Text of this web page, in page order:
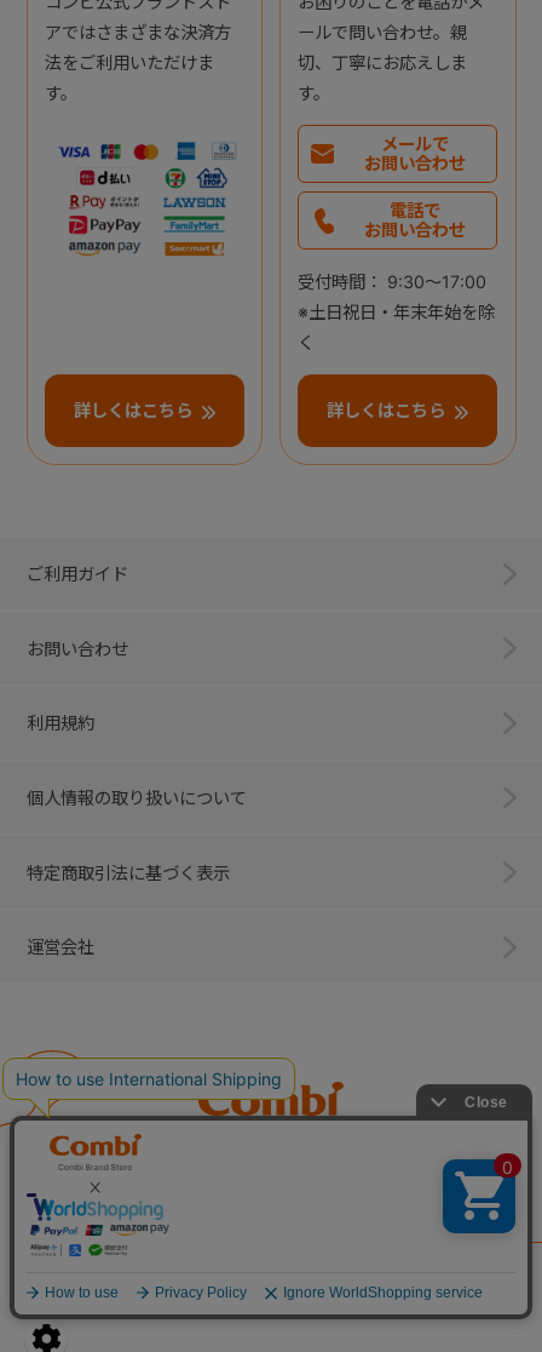
アではさまざまな決済方
法をご利用いただけま
す。
詳しくはこちら
ールで問い合わせ。親
切、丁寧にお応えしま
す。
メールで
お問い合わせ
電話で
お問い合わせ
受付時間： 9:30～17:00
※土日祝日・年末年始を除
く
詳しくはこちら
ご利用ガイド
お問い合わせ
利用規約
個人情報の取り扱いについて
特定商取引法に基づく表示
運営会社
All Right Reserved. Copyright © Combi Corporation.